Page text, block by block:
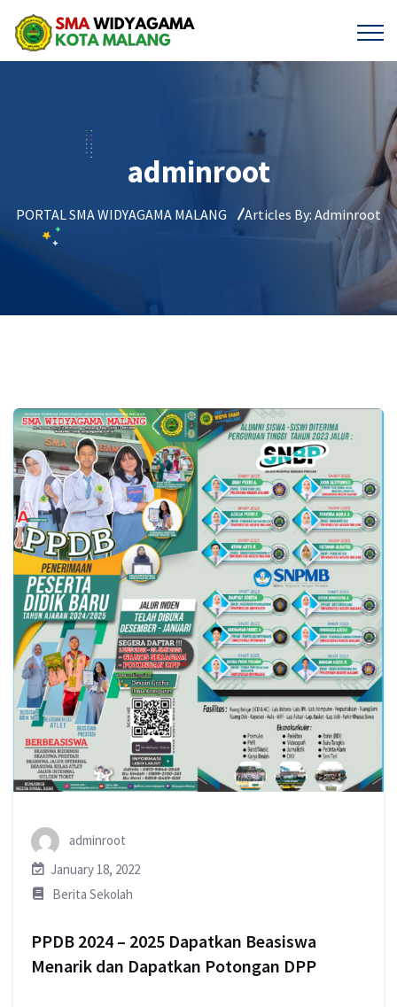
adminroot
PORTAL SMA WIDYAGAMA MALANG Articles By: Adminroot
adminroot
January 18, 2022
Berita Sekolah
PPDB 2024 – 2025 Dapatkan Beasiswa
Menarik dan Dapatkan Potongan DPP